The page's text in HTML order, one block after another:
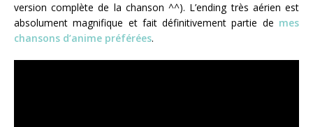
version complète de la chanson ^^). L’ending très aérien est
absolument magnifique et fait définitivement partie de mes
chansons d’anime préférées.